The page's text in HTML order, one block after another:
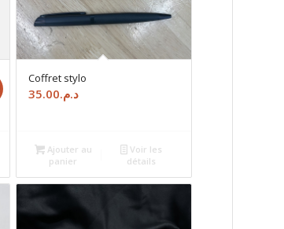
Coffret stylo
د.م.35.00
Ajouter au
panier
Voir les
détails